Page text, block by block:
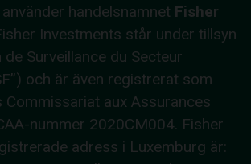
handelsnamnet Fisher
Investments står under tillsyn
Surveillance du Secteur
och är även registrerat som
aux Assurances
nummer 2020CM004. Fisher
adress i Luxemburg är: